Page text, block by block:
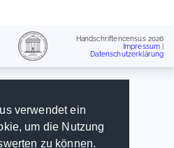
verwendet ein
um die Nutzung
zu können.
Handschriftencensus 2026
Impressum
Datenschutzerklärung